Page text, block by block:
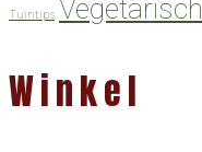
Tuintips Vegetarisch
Winkel